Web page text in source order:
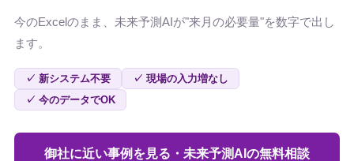
今のExcelのまま、未来予測AIが"来月の必要量"を数字で出し
ます。
✓ 新システム不要
✓ 現場の入力増なし
✓ 今のデータでOK
御社に近い事例を見る・未来予測AIの無料相談